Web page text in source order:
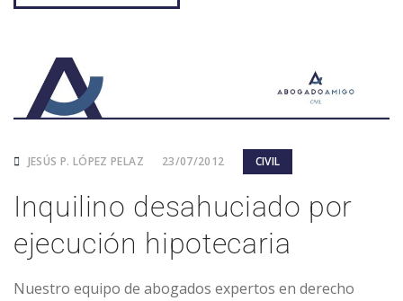
JESÚS P. LÓPEZ PELAZ 23/07/2012 CIVIL
Inquilino desahuciado por
ejecución hipotecaria
Nuestro equipo de abogados expertos en derecho